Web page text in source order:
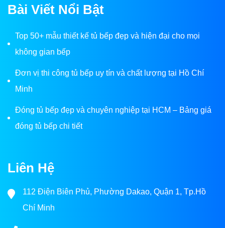
Bài Viết Nổi Bật
Top 50+ mẫu thiết kế tủ bếp đẹp và hiện đại cho mọi
không gian bếp
Đơn vị thi công tủ bếp uy tín và chất lượng tại Hồ Chí
Minh
Đóng tủ bếp đẹp và chuyên nghiệp tại HCM – Bảng giá
đóng tủ bếp chi tiết
Liên Hệ
112 Điện Biên Phủ, Phường Dakao, Quận 1, Tp.Hồ
Chí Minh